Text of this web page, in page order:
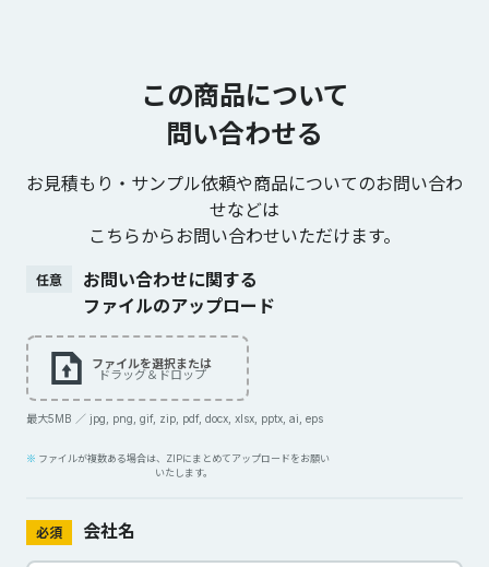
この商品について
問い合わせる
お見積もり・サンプル依頼や商品についてのお問い合わ
せなどは
こちらからお問い合わせいただけます。
任意
お問い合わせに関する
ファイルのアップロード
ファイルを選択または
ドラッグ＆ドロップ
最大5MB ／ jpg, png, gif, zip, pdf, docx, xlsx, pptx, ai, eps
ファイルが複数ある場合は、ZIPにまとめてアップロードをお願い
いたします。
必須 会社名